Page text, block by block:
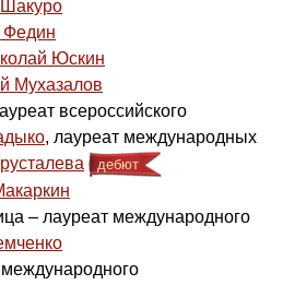
Юскин
Мухазалов
всероссийского
, лауреат международных
дебют
– лауреат международного